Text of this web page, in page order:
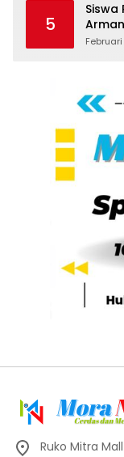
5
Siswa
Putra
Ruko Mitra